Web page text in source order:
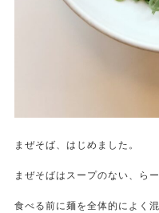
まぜそば、はじめました。
まぜそばはスープのない、らー
食べる前に麺を全体的によく